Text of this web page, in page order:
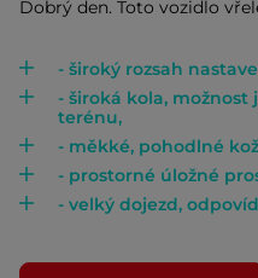
Dobrý den. Toto vozidlo
- široký rozsah
- široká kola, možnost
terénu,
- měkké, pohodlné
- prostorné úložné
- velký dojezd,